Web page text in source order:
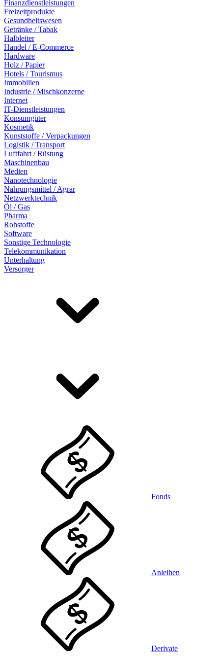
Finanzdienstleistungen
Freizeitprodukte
Gesundheitswesen
Getränke / Tabak
Halbleiter
Handel / E-Commerce
Hardware
Holz / Papier
Hotels / Tourismus
Immobilien
Industrie / Mischkonzerne
Internet
IT-Dienstleistungen
Konsumgüter
Kosmetik
Kunststoffe / Verpackungen
Logistik / Transport
Luftfahrt / Rüstung
Maschinenbau
Medien
Nanotechnologie
Nahrungsmittel / Agrar
Netzwerktechnik
Öl / Gas
Pharma
Rohstoffe
Software
Sonstige Technologie
Telekommunikation
Unterhaltung
Versorger
Fonds
Anleihen
Derivate